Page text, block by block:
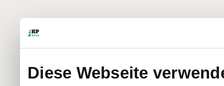
Diese Webseite